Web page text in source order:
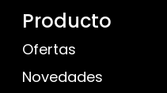
Producto
Ofertas
Novedades